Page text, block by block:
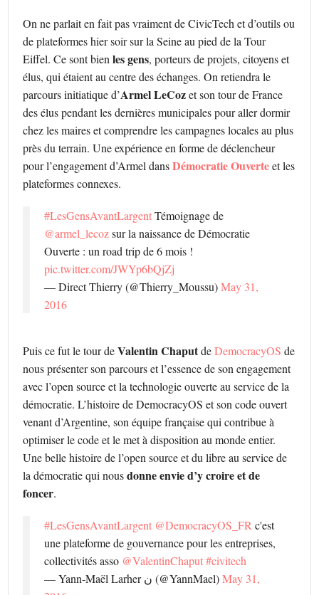
On ne parlait en fait pas vraiment de CivicTech et d’outils ou
de plateformes hier soir sur la Seine au pied de la Tour
Eiffel. Ce sont bien les gens, porteurs de projets, citoyens et
élus, qui étaient au centre des échanges. On retiendra le
parcours initiatique d’Armel LeCozet son tour de France
des élus pendant les dernières municipales pour aller dormir
chez les maires et comprendre les campagnes locales au plus
près du terrain. Une expérience en forme de déclencheur
pour l’engagement d’Armel dansDémocratie Ouverteet les
plateformes connexes.
#LesGensAvantLargentTémoignage de
@armel_lecozsur la naissance de Démocratie
Ouverte : un road trip de 6 mois !
pic.twitter.com/JWYp6bQjZj
— Direct Thierry (@Thierry_Moussu)May 31,
2016
Puis ce fut le tour deValentin ChaputdeDemocracyOSde
nous présenter son parcours et l’essence de son engagement
avec l’open source et la technologie ouverte au service de la
démocratie. L’histoire de DemocracyOS et son code ouvert
venant d’Argentine, son équipe française qui contribue à
optimiser le code et le met à disposition au monde entier.
Une belle histoire de l’open source et du libre au service de
la démocratie qui nousdonne envie d’y croire et de
foncer.
#LesGensAvantLargent @DemocracyOS_FR c'est
une plateforme de gouvernance pour les entreprises,
collectivités asso @ValentinChaput #civitech
— Yann-Maël Larher ن (@YannMael)May 31,